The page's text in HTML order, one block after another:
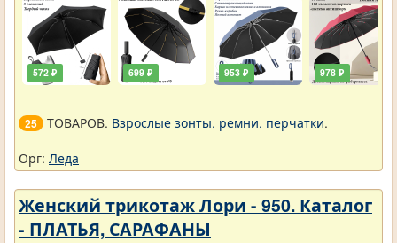
572 ₽ 699 ₽ 953 ₽ 978 ₽
25 ТОВАРОВ. Взрослые зонты, ремни, перчатки.
Орг: Леда
Женский трикотаж Лори - 950. Каталог
- ПЛАТЬЯ, САРАФАНЫ